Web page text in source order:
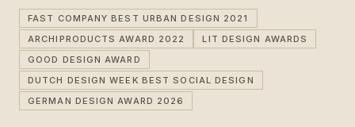
FAST COMPANY BEST URBAN DESIGN 2021
ARCHIPRODUCTS AWARD 2022
LIT DESIGN AWARDS
GOOD DESIGN AWARD
DUTCH DESIGN WEEK BEST SOCIAL DESIGN
GERMAN DESIGN AWARD 2026